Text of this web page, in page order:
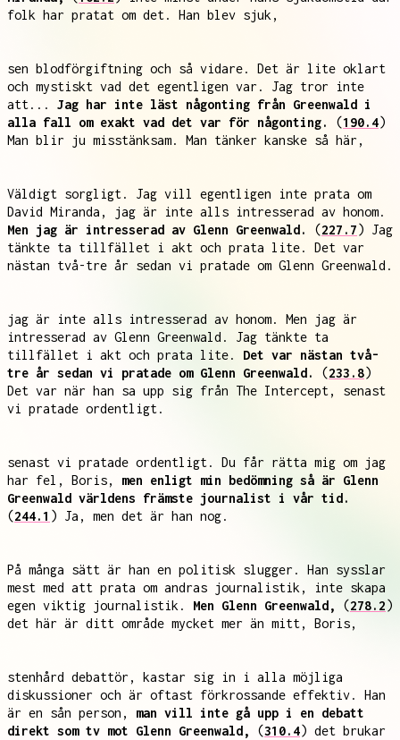
folk har pratat om det. Han blev sjuk,
sen blodförgiftning och så vidare. Det är lite oklart
och mystiskt vad det egentligen var. Jag tror inte
att... Jag har inte läst någonting från Greenwald i
alla fall om exakt vad det var för någonting.
(190.4)
Man blir ju misstänksam. Man tänker kanske så här,
Väldigt sorgligt. Jag vill egentligen inte prata om
David Miranda, jag är inte alls intresserad av honom.
Men jag är intresserad av Glenn Greenwald.
(227.7) Jag
tänkte ta tillfället i akt och prata lite. Det var
nästan två-tre år sedan vi pratade om Glenn Greenwald.
jag är inte alls intresserad av honom. Men jag är
intresserad av Glenn Greenwald. Jag tänkte ta
tillfället i akt och prata lite. Det var nästan två-
tre år sedan vi pratade om Glenn Greenwald.
(233.8)
Det var när han sa upp sig från The Intercept, senast
vi pratade ordentligt.
senast vi pratade ordentligt. Du får rätta mig om jag
har fel, Boris, men enligt min bedömning så är Glenn
Greenwald världens främste journalist i vår tid.
(244.1 ) Ja, men det är han nog.
På många sätt är han en politisk slugger. Han sysslar
mest med att prata om andras journalistik, inte skapa
egen viktig journalistik. Men Glenn Greenwald, (278.2)
det här är ditt område mycket mer än mitt, Boris,
stenhård debattör, kastar sig in i alla möjliga
diskussioner och är oftast förkrossande effektiv. Han
är en sån person, man vill inte gå upp i en debatt
direkt som tv mot Glenn Greenwald,
(310.4) det brukar